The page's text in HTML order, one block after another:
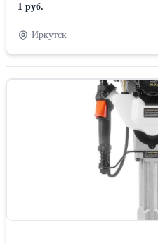
РОССИИ.
1 руб.
Иркутск